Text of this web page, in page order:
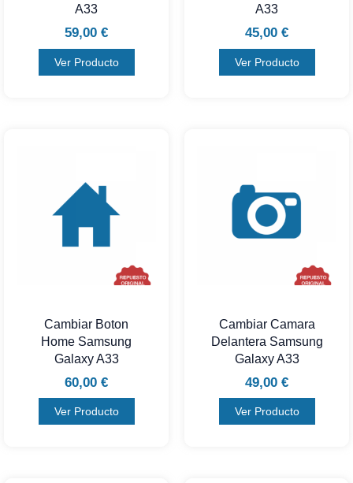
A33
59,00 €
Ver Producto
A33
45,00 €
Ver Producto
Cambiar Boton
Home Samsung
Galaxy A33
60,00 €
Ver Producto
Cambiar Camara
Delantera Samsung
Galaxy A33
49,00 €
Ver Producto